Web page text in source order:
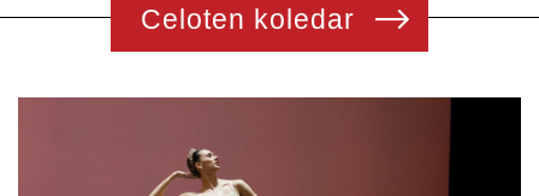
Celoten koledar